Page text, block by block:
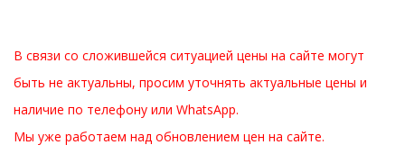
В связи со сложившейся ситуацией цены на сайте могут
быть не актуальны, просим уточнять актуальные цены и
наличие по телефону или WhatsApp.
Мы уже работаем над обновлением цен на сайте.